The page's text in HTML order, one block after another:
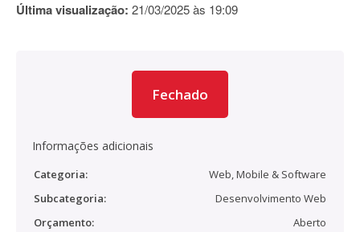
Última visualização: 21/03/2025 às 19:09
Fechado
Informações adicionais
Categoria:
Web, Mobile & Software
Subcategoria:
Desenvolvimento Web
Orçamento:
Aberto